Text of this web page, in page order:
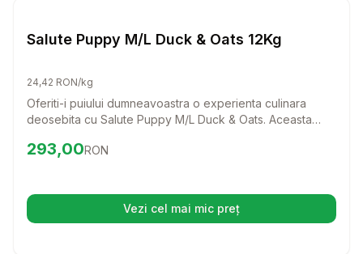
Diverse Igiena Caini
Salute Puppy M/L Duck & Oats 12Kg
24,42 RON/kg
Oferiti-i puiului dumneavoastra o experienta culinara
deosebita cu Salute Puppy M/L Duck & Oats. Aceasta
pentru a sustine dezvoltarea sanatoasa a catelusilor in
Preț: 293.00 RON
293,00RON
Vezi cel mai mic preț(se deschide într-o filă nouă)